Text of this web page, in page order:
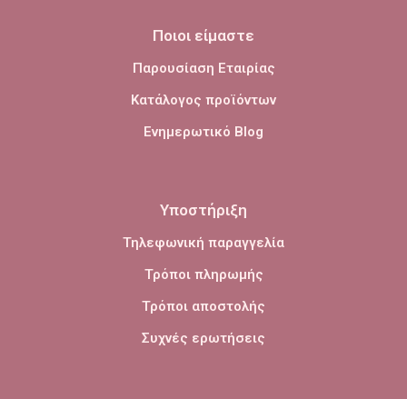
Ποιοι είμαστε
Παρουσίαση Εταιρίας
Κατάλογος προϊόντων
Ενημερωτικό Blog
Υποστήριξη
Τηλεφωνική παραγγελία
Τρόποι πληρωμής
Τρόποι αποστολής
Συχνές ερωτήσεις